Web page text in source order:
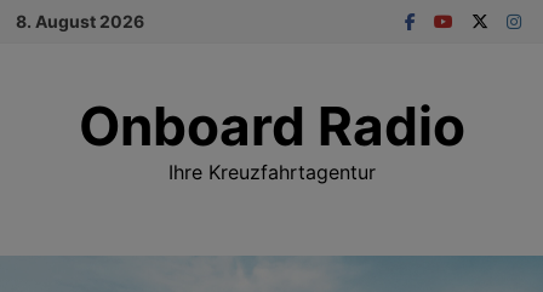
Zum
8. August 2026
Onboard Radio
Ihre Kreuzfahrtagentur